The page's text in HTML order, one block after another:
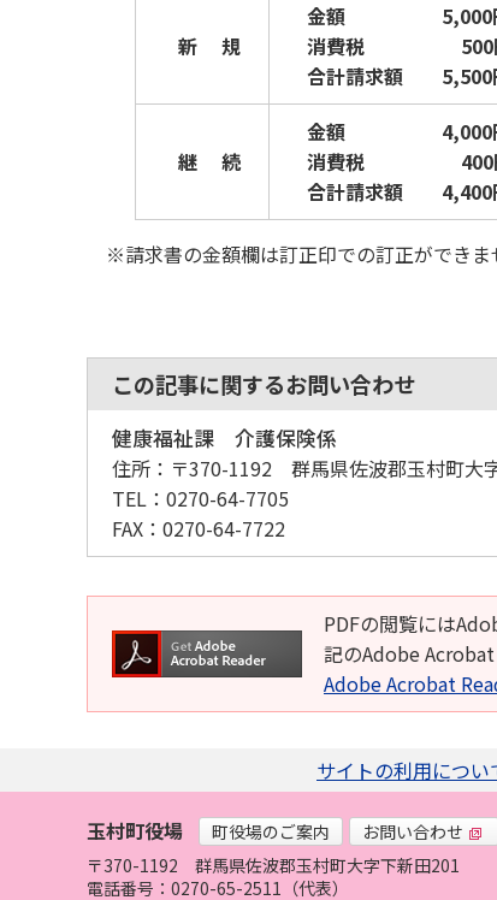
新 規
金額 5,000
消費税 500
合計請求額 5,500
継 続
金額 4,000
消費税 400
合計請求額 4,400
※請求書の金額欄は訂正印での訂正ができま
この記事に関するお問い合わせ
健康福祉課 介護保険係
住所： 〒370-1192 群馬県佐波郡玉村町大
TEL： 0270-64-7705
FAX： 0270-64-7722
PDFの閲覧には
記のAdobe Acrobat
Adobe Acrobat
サイトの利用につい
玉村町役場 町役場のご案内
お問い合わせ
〒370-1192
群馬県佐波郡玉村町大字下新田201
電話番号：0270-65-2511（代表）